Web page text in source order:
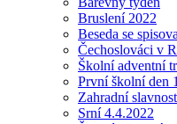
Bruslení 2022
Beseda se
Čechoslováci v
Školní adventní
První školní den
Zahradní
Srní 4.4.2022